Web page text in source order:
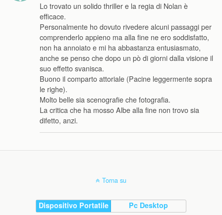
Lo trovato un solido thriller e la regia di Nolan è
efficace.
Personalmente ho dovuto rivedere alcuni passaggi per
comprenderlo appieno ma alla fine ne ero soddisfatto,
non ha annoiato e mi ha abbastanza entusiasmato,
anche se penso che dopo un pò di giorni dalla visione il
suo effetto svanisca.
Buono il comparto attoriale (Pacine leggermente sopra
le righe).
Molto belle sia scenografie che fotografia.
La critica che ha mosso Albe alla fine non trovo sia
difetto, anzi.
Torna su
Dispositivo Portatile Pc Desktop